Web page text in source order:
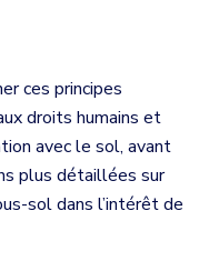
ces principes
droits humains et
avec le sol, avant
plus détaillées sur
sol dans l’intérêt de